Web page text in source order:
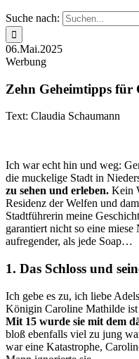
Suche nach:
06.Mai.2025
Werbung
Zehn Geheimtipps für
Text: Claudia Schaumann
Ich war echt hin und weg:
die muckelige Stadt in
zu sehen und erleben. Kein
Residenz der Welfen und
Stadtführerin meine
garantiert nicht so eine
aufregender, als jede Soap…
1. Das Schloss und
Ich gebe es zu, ich liebe
Königin Caroline Mathilde ist
Mit 15 wurde sie mit dem
bloß ebenfalls viel zu jung
war eine Katastrophe,